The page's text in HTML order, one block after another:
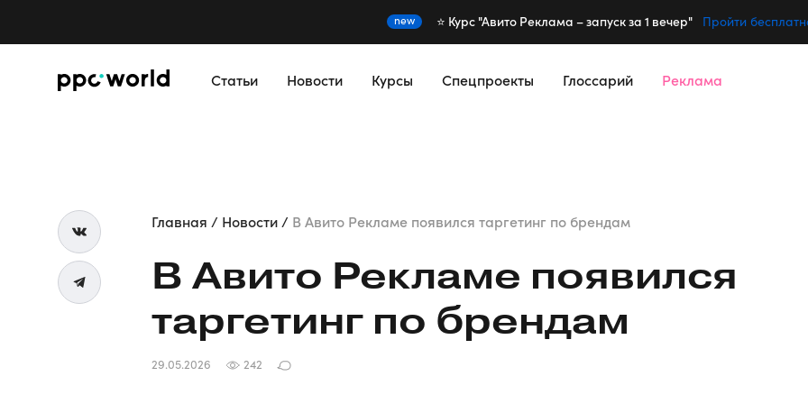
new ⭐️ Курс "Авито Реклама – запуск за 1 вечер" Пройти
Статьи Новости Курсы Спецпроекты Глоссарий Реклама
Главная Новости В Авито Рекламе появился таргетинг по брендам
В Авито Рекламе появился
таргетинг по брендам
29.05.2026 242